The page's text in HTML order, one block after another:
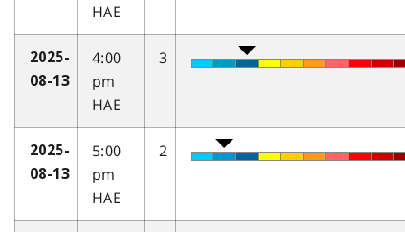
HAE
2025-
08-13
4:00
pm
HAE
3
2025-
08-13
5:00
pm
HAE
2